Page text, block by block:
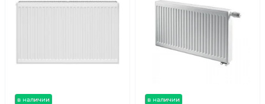
в наличии
в наличии